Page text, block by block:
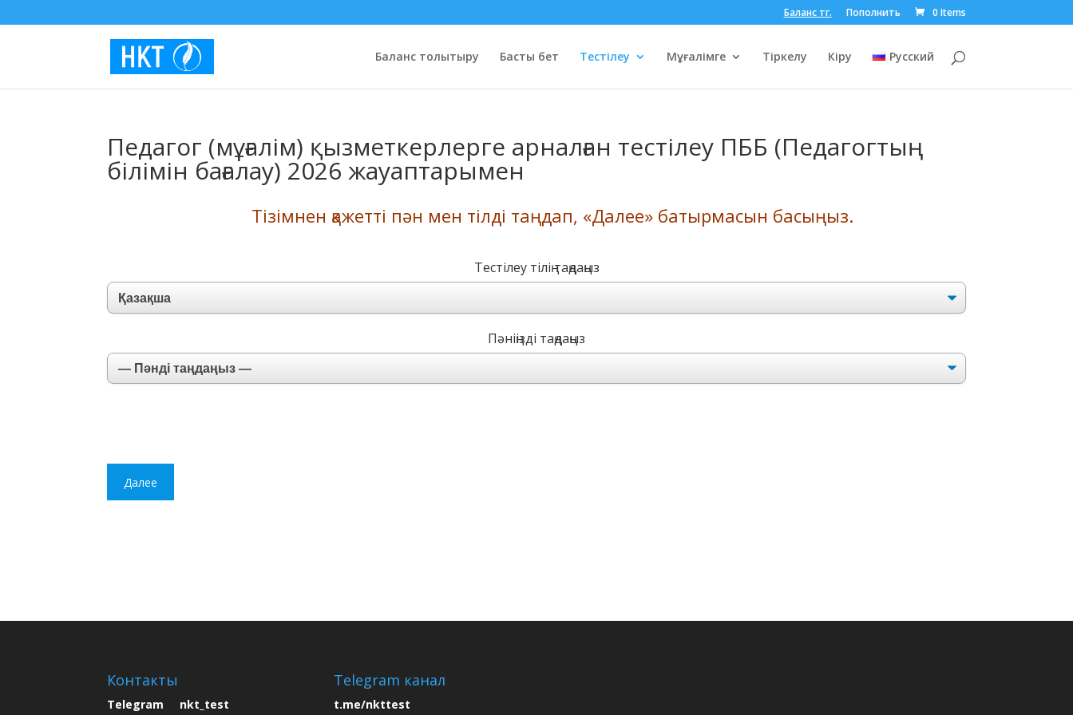
Баланс тг. Пополнить 0 Items
Баланс толықтыру Басты бет Тестілеу Мұғалімге Тіркелу Кіру Русский
Педагог (мұғалім) қызметкерлерге арналған тестілеу ПББ (Педагогтың
білімін бағалау) 2026 жауаптарымен
Тізімнен қажетті пән мен тілді таңдап, «Далее» батырмасын басыңыз.
Тестілеу тілің таңдаңыз
Пәніңізді таңдаңыз
Далее
Контакты
Telegram nkt_test
Telegram канал
t.me/nkttest